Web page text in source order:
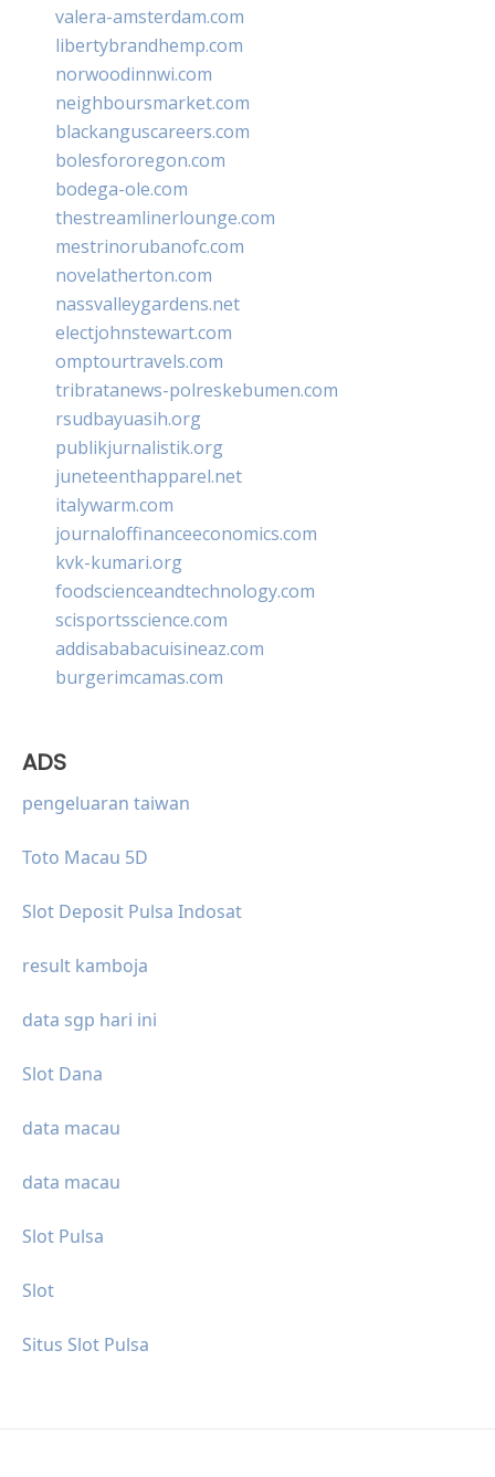
valera-amsterdam.com
libertybrandhemp.com
norwoodinnwi.com
neighboursmarket.com
blackanguscareers.com
bolesfororegon.com
bodega-ole.com
thestreamlinerlounge.com
mestrinorubanofc.com
novelatherton.com
nassvalleygardens.net
electjohnstewart.com
omptourtravels.com
tribratanews-polreskebumen.com
rsudbayuasih.org
publikjurnalistik.org
juneteenthapparel.net
italywarm.com
journaloffinanceeconomics.com
kvk-kumari.org
foodscienceandtechnology.com
scisportsscience.com
addisababacuisineaz.com
burgerimcamas.com
ADS
pengeluaran taiwan
Toto Macau 5D
Slot Deposit Pulsa Indosat
result kamboja
data sgp hari ini
Slot Dana
data macau
data macau
Slot Pulsa
Slot
Situs Slot Pulsa